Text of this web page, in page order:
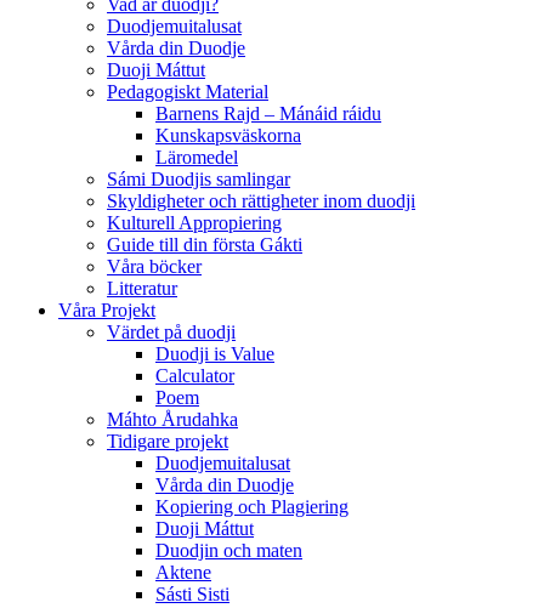
Vad är duodji?
Duodjemuitalusat
Vårda din Duodje
Duoji Máttut
Pedagogiskt Material
Barnens Rajd – Mánáid ráidu
Kunskapsväskorna
Läromedel
Sámi Duodjis samlingar
Skyldigheter och rättigheter inom duodji
Kulturell Appropiering
Guide till din första Gákti
Våra böcker
Litteratur
Våra Projekt
Värdet på duodji​
Duodji is Value
Calculator
Poem
Máhto Årudahka
Tidigare projekt
Duodjemuitalusat
Vårda din Duodje
Kopiering och Plagiering
Duoji Máttut
Duodjin och maten
Aktene
Sásti Sisti